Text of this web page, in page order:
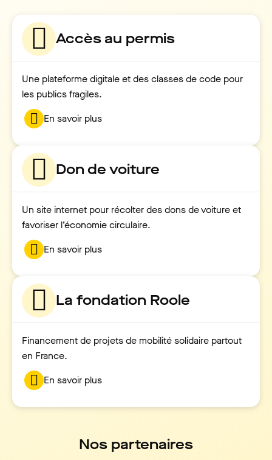
Accès au permis
Une plateforme digitale et des classes de code pour
les publics fragiles.
En savoir plus
Don de voiture
Un site internet pour récolter des dons de voiture et
favoriser l’économie circulaire.
En savoir plus
La fondation Roole
Financement de projets de mobilité solidaire partout
en France.
En savoir plus
Nos partenaires